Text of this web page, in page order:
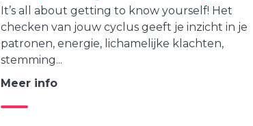
It’s all about getting to know yourself! Het
checken van jouw cyclus geeft je inzicht in je
patronen, energie, lichamelijke klachten,
stemming...
Meer info